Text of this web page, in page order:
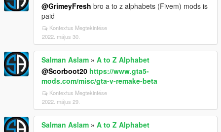
@GrimeyFresh bro a to z alphabets (Fivem) mods is
paid
Kontextus Megtekintése
2022. május 30.
Salman Aslam » A to Z Alphabet
@Scorboot20 https://www.gta5-
mods.com/misc/gta-v-remake-beta
Kontextus Megtekintése
2022. május 29.
Salman Aslam » A to Z Alphabet